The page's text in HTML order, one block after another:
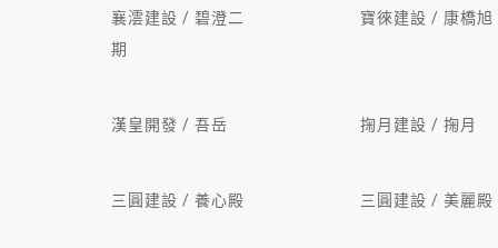
襄澐建設 / 碧澄二
期
寶徠建設 / 康橋旭
漢皇開發 / 吾岳 掬月建設 / 掬月
三圓建設 / 養心殿 三圓建設 / 美麗殿